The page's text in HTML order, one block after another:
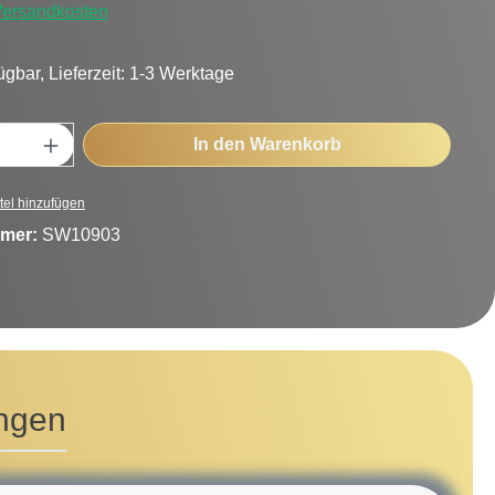
Lieferzeit: 1-3 Werktage
Gib den gewünschten Wert ein
In den Warenkorb
hinzufügen
SW10903